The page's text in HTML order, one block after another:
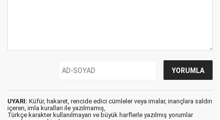
UYARI: Küfür, hakaret, rencide edici cümleler veya imalar, inançlara saldırı
içeren, imla kuralları ile yazılmamış,
Türkçe karakter kullanılmayan ve büyük harflerle yazılmış yorumlar